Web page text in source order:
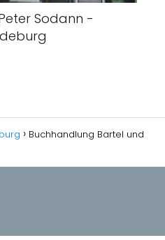
Sodann -
Buchhandlung Bartel und